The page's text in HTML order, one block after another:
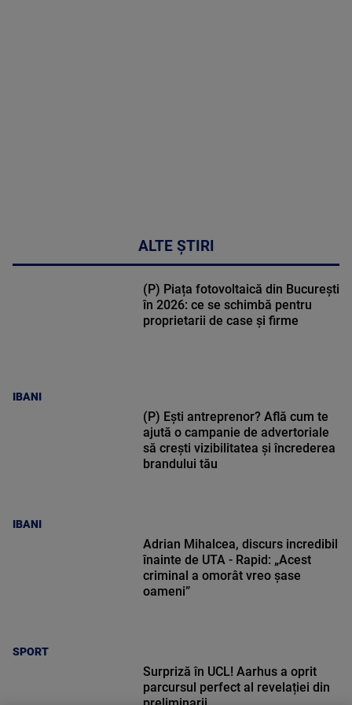
ALTE ȘTIRI
IBANI
(P) Piața fotovoltaică din București
în 2026: ce se schimbă pentru
proprietarii de case și firme
IBANI
(P) Ești antreprenor? Află cum te
ajută o campanie de advertoriale
să crești vizibilitatea și încrederea
brandului tău
SPORT
Adrian Mihalcea, discurs incredibil
înainte de UTA - Rapid: „Acest
criminal a omorât vreo șase
oameni”
Surpriză în UCL! Aarhus a oprit
parcursul perfect al revelației din